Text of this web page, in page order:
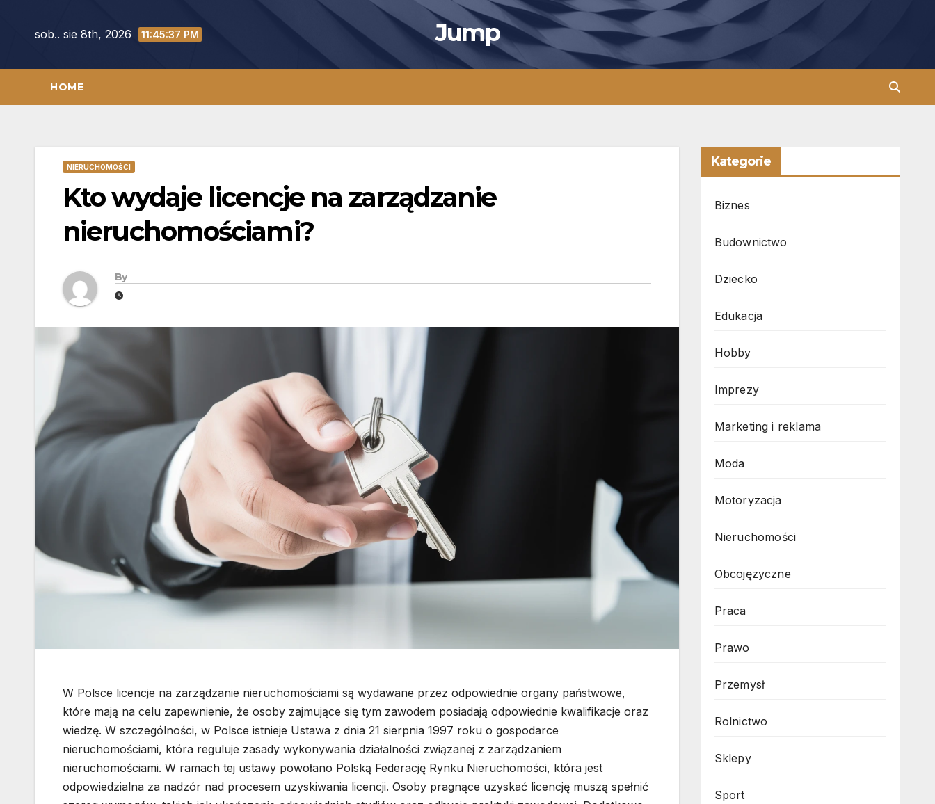
sob.. sie 8th, 2026 11:45:38 PM Jump
HOME
NIERUCHOMOŚCI
Kto wydaje licencje na zarządzanie
nieruchomościami?
By
W Polsce licencje na zarządzanie nieruchomościami są wydawane przez odpowiednie organy państwowe,
które mają na celu zapewnienie, że osoby zajmujące się tym zawodem posiadają odpowiednie kwalifikacje oraz
wiedzę. W szczególności, w Polsce istnieje Ustawa z dnia 21 sierpnia 1997 roku o gospodarce
nieruchomościami, która reguluje zasady wykonywania działalności związanej z zarządzaniem
nieruchomościami. W ramach tej ustawy powołano Polską Federację Rynku Nieruchomości, która jest
odpowiedzialna za nadzór nad procesem uzyskiwania licencji. Osoby pragnące uzyskać licencję muszą spełnić
Kategorie
Biznes
Budownictwo
Dziecko
Edukacja
Hobby
Imprezy
Marketing i reklama
Moda
Motoryzacja
Nieruchomości
Obcojęzyczne
Praca
Prawo
Przemysł
Rolnictwo
Sklepy
Sport